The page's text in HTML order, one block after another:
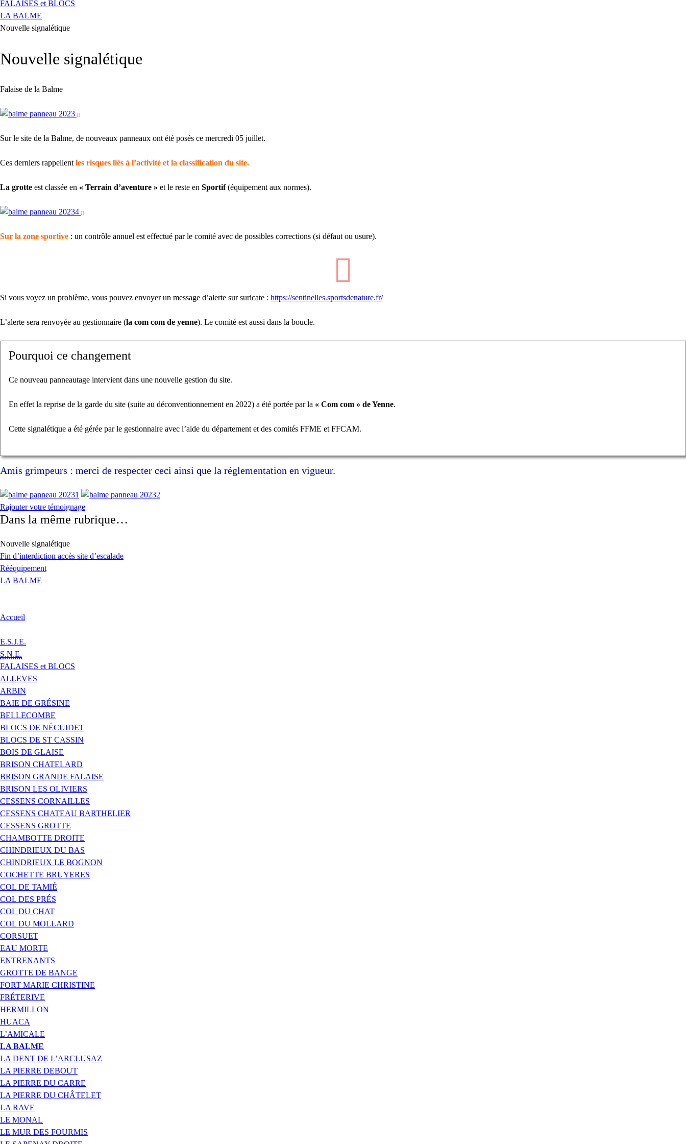
FALAISES et BLOCS
LA BALME
Nouvelle signalétique
Nouvelle signalétique
Falaise de la Balme
Sur le site de la Balme, de nouveaux panneaux ont été posés ce mercredi 05 juillet.
Ces derniers rappellent les risques liés à l’activité et la classification du site.
La grotte est classée en « Terrain d’aventure » et le reste en Sportif(équipement aux normes).
Sur la zone sportive : un contrôle annuel est effectué par le comité avec de possibles corrections (si défaut ou usure).
Si vous voyez un problème, vous pouvez envoyer un message d’alerte sur suricate : https://sentinelles.sportsdenature.fr/
L’alerte sera renvoyée au gestionnaire (la com com de yenne). Le comité est aussi dans la boucle.
Pourquoi ce changement
Ce nouveau panneautage intervient dans une nouvelle gestion du site.
En effet la reprise de la garde du site (suite au déconventionnement en 2022) a été portée par la « Com com » de Yenne.
Cette signalétique a été gérée par le gestionnaire avec l’aide du département et des comités FFME et FFCAM.
Amis grimpeurs : merci de respecter ceci ainsi que la réglementation en vigueur.
Rajouter votre témoignage
Dans la même rubrique…
Nouvelle signalétique
Fin d’interdiction accès site d’escalade
Rééquipement
LA BALME
Accueil
E.S.J.E.
S.N.E.
FALAISES et BLOCS
ALLEVES
ARBIN
BAIE DE GRÉSINE
BELLECOMBE
BLOCS DE NÉCUIDET
BLOCS DE ST CASSIN
BOIS DE GLAISE
BRISON CHATELARD
BRISON GRANDE FALAISE
BRISON LES OLIVIERS
CESSENS CORNAILLES
CESSENS CHATEAU BARTHELIER
CESSENS GROTTE
CHAMBOTTE DROITE
CHINDRIEUX DU BAS
CHINDRIEUX LE BOGNON
COCHETTE BRUYERES
COL DE TAMIÉ
COL DES PRÉS
COL DU CHAT
COL DU MOLLARD
CORSUET
EAU MORTE
ENTRENANTS
GROTTE DE BANGE
FORT MARIE CHRISTINE
FRÉTERIVE
HERMILLON
HUACA
L’AMICALE
LA BALME
LA DENT DE L’ARCLUSAZ
LA PIERRE DEBOUT
LA PIERRE DU CARRE
LA PIERRE DU CHÂTELET
LA RAVE
LE MONAL
LE MUR DES FOURMIS